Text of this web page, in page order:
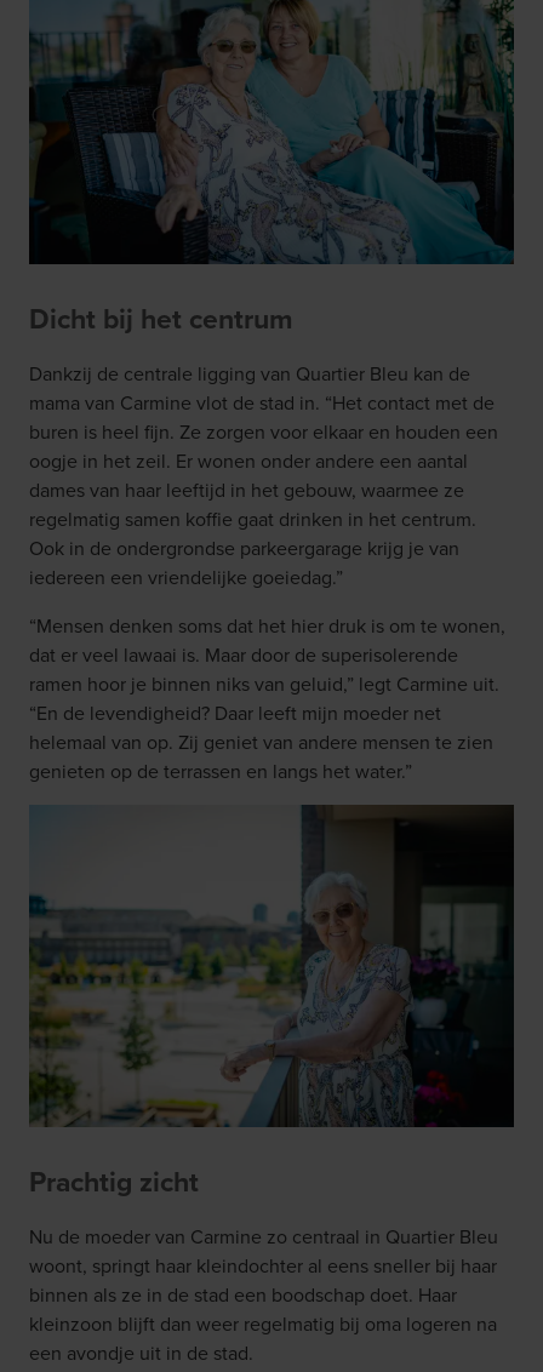
Dicht bij het centrum
Dankzij de centrale ligging van Quartier Bleu kan de
mama van Carmine vlot de stad in. “Het contact met de
buren is heel fijn. Ze zorgen voor elkaar en houden een
oogje in het zeil. Er wonen onder andere een aantal
dames van haar leeftijd in het gebouw, waarmee ze
regelmatig samen koffie gaat drinken in het centrum.
Ook in de ondergrondse parkeergarage krijg je van
iedereen een vriendelijke goeiedag.”
“Mensen denken soms dat het hier druk is om te wonen,
dat er veel lawaai is. Maar door de superisolerende
ramen hoor je binnen niks van geluid,” legt Carmine uit.
“En de levendigheid? Daar leeft mijn moeder net
helemaal van op. Zij geniet van andere mensen te zien
genieten op de terrassen en langs het water.”
Prachtig zicht
Nu de moeder van Carmine zo centraal in Quartier Bleu
woont, springt haar kleindochter al eens sneller bij haar
binnen als ze in de stad een boodschap doet. Haar
kleinzoon blijft dan weer regelmatig bij oma logeren na
een avondje uit in de stad.